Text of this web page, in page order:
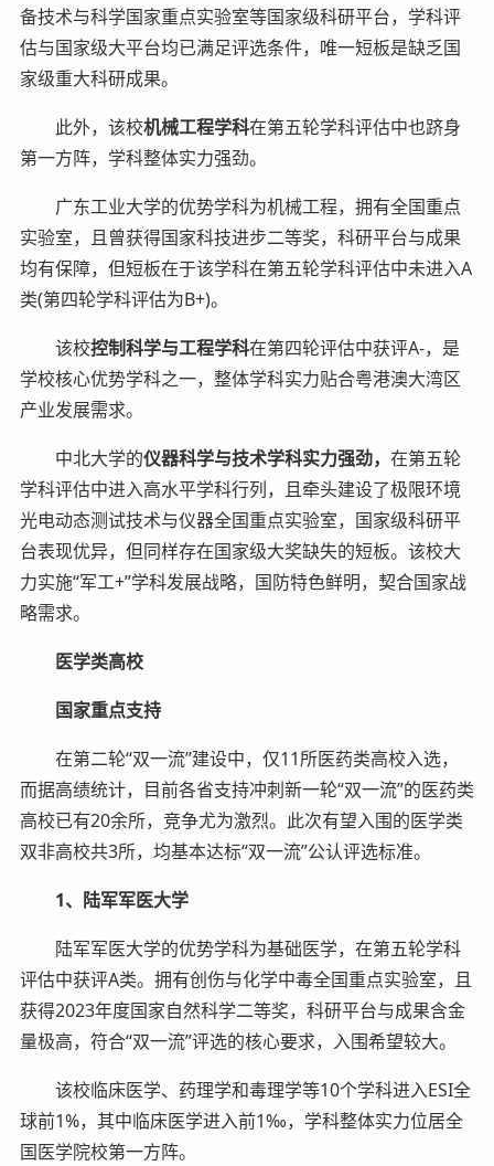
备技术与科学国家重点实验室等国家级科研平台，学科评
估与国家级大平台均已满足评选条件，唯一短板是缺乏国
家级重大科研成果。
此外，该校机械工程学科在第五轮学科评估中也跻身
第一方阵，学科整体实力强劲。
广东工业大学的优势学科为机械工程，拥有全国重点
实验室，且曾获得国家科技进步二等奖，科研平台与成果
均有保障，但短板在于该学科在第五轮学科评估中未进入A
类(第四轮学科评估为B+)。
该校控制科学与工程学科在第四轮评估中获评A-，是
学校核心优势学科之一，整体学科实力贴合粤港澳大湾区
产业发展需求。
中北大学的仪器科学与技术学科实力强劲， 在第五轮
学科评估中进入高水平学科行列，且牵头建设了极限环境
光电动态测试技术与仪器全国重点实验室，国家级科研平
台表现优异，但同样存在国家级大奖缺失的短板。该校大
力实施“军工+”学科发展战略，国防特色鲜明，契合国家战
略需求。
医学类高校
国家重点支持
在第二轮“双一流”建设中，仅11所医药类高校入选，
而据高绩统计，目前各省支持冲刺新一轮“双一流”的医药类
高校已有20余所，竞争尤为激烈。此次有望入围的医学类
双非高校共3所，均基本达标“双一流”公认评选标准。
1、陆军军医大学
陆军军医大学的优势学科为基础医学，在第五轮学科
评估中获评A类。拥有创伤与化学中毒全国重点实验室，且
获得2023年度国家自然科学二等奖，科研平台与成果含金
量极高，符合“双一流”评选的核心要求，入围希望较大。
该校临床医学、药理学和毒理学等10个学科进入ESI全
球前1%，其中临床医学进入前1‰，学科整体实力位居全
国医学院校第一方阵。